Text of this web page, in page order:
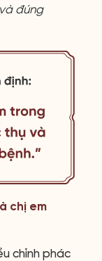
đúng
chị em
chỉnh phác